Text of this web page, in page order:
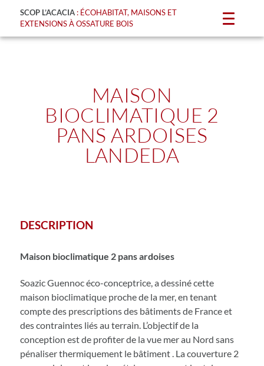
SCOP L’ACACIA: ÉCOHABITAT, MAISONS ET
EXTENSIONS À OSSATURE BOIS
MAISON
BIOCLIMATIQUE 2
PANS ARDOISES
LANDEDA
DESCRIPTION
Maison bioclimatique 2 pans ardoises
Soazic Guennoc éco-conceptrice, a dessiné cette
maison bioclimatique proche de la mer, en tenant
compte des prescriptions des bâtiments de France et
des contraintes liés au terrain. L’objectif de la
conception est de profiter de la vue mer au Nord sans
pénaliser thermiquement le bâtiment . La couverture 2